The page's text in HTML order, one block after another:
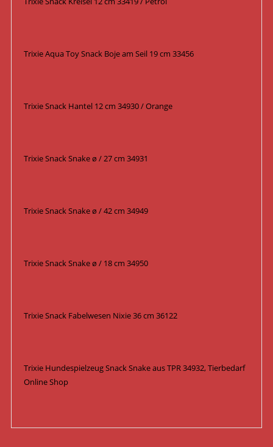
Trixie Aqua Toy Snack Boje am Seil 19 cm 33456
Trixie Snack Hantel 12 cm 34930 / Orange
Trixie Snack Snake ø / 27 cm 34931
Trixie Snack Snake ø / 42 cm 34949
Trixie Snack Snake ø / 18 cm 34950
Trixie Snack Fabelwesen Nixie 36 cm 36122
Trixie Hundespielzeug Snack Snake aus TPR 34932, Tierbedarf
Online Shop